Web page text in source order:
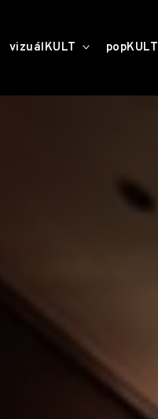
vizuálKULT toggle
child
popKULT